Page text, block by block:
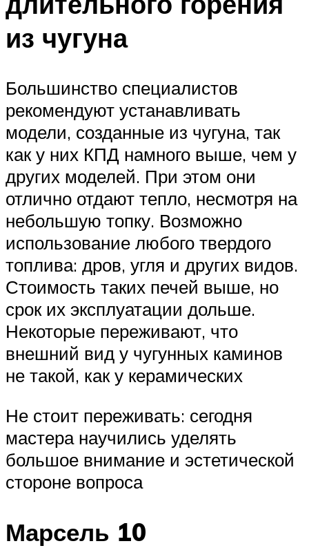
из чугуна
Большинство специалистов
рекомендуют устанавливать
модели, созданные из чугуна, так
как у них КПД намного выше, чем у
других моделей. При этом они
отлично отдают тепло, несмотря на
небольшую топку. Возможно
использование любого твердого
топлива: дров, угля и других видов.
Стоимость таких печей выше, но
срок их эксплуатации дольше.
Некоторые переживают, что
внешний вид у чугунных каминов
не такой, как у керамических
Не стоит переживать: сегодня
мастера научились уделять
большое внимание и эстетической
стороне вопроса
Марсель 10